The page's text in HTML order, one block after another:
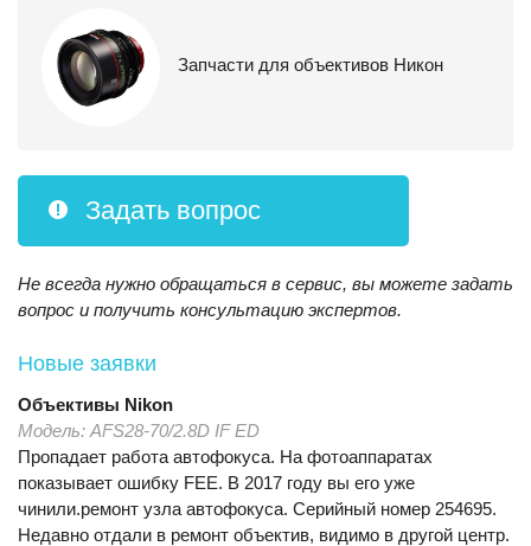
Запчасти для объективов Никон
Задать вопрос
Не всегда нужно обращаться в сервис, вы можете задать
вопрос и получить консультацию экспертов.
Новые заявки
Объективы Nikon
Модель: AFS28-70/2.8D IF ED
Пропадает работа автофокуса. На фотоаппаратах
показывает ошибку FEE. В 2017 году вы его уже
чинили.ремонт узла автофокуса. Серийный номер 254695.
Недавно отдали в ремонт объектив, видимо в другой центр.